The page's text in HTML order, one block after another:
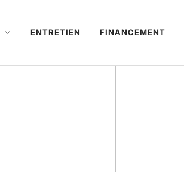
ENTRETIEN FINANCEMENT